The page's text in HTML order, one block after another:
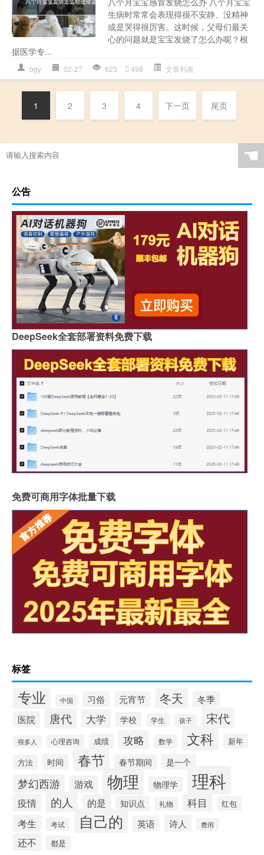
生病时常常会表现得很不安静、没精神
或是哭得很厉害。这时候，父母们最关
心的问题就是宝宝发烧了怎么办呢？根
据医学专...
bgy 02-27 623 498 文章列表
1 2 3 4 下一页 尾页
☚
公告
DeepSeek全套部署资料免费下载
免费可商用字体批量下载
标签
专业 中国 习俗 元宵节 冬天
冬季
医院
唐代 大学 学校 学生 孩子 宋代
很多人 心理咨询 成绩 攻略 数学 文科
新年
方法
时间 春节 春节期间 是一个
梦幻西游 游戏 物理 物理学 理科
疫情 的人 的是 知识点 礼物 科目 红包
考生 考试 自己的 英语 诗人 费用
还不 都是